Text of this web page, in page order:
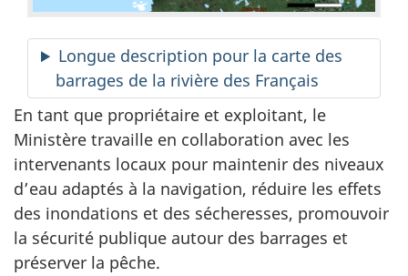
Longue description pour la carte des
barrages de la rivière des Français
En tant que propriétaire et exploitant, le
Ministère travaille en collaboration avec les
intervenants locaux pour maintenir des niveaux
d’eau adaptés à la navigation, réduire les effets
des inondations et des sécheresses, promouvoir
la sécurité publique autour des barrages et
préserver la pêche.